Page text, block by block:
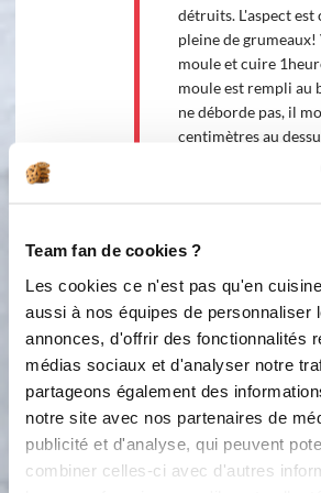
Team fan de cookies ?
Les cookies ce n'est pas qu'en
aussi à nos équipes de personnaliser
annonces, d'offrir des fonctionnalités
médias sociaux et d'analyser notre
partageons également des
notre site avec nos partenaires de
publicité et d'analyse, qui peuvent
combiner celles-ci avec d'autres
détruits. L'aspect est
pleine de grumeaux!
moule et cuire
moule est rempli au
ne déborde pas, il
centimètres au
un peu au centre, il
centre n'est plus
chauffer la confiture
la verser sur la
vermicelle au
C'est une recette
ingrédients mais on
oeuf en moins,
fruits confits ou des
chocolat...et il est
sera toujours